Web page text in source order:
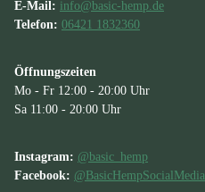
E-Mail: info@basic-hemp.de
Telefon: 06421 1832360
Öffnungszeiten
Mo - Fr 12:00 - 20:00 Uhr
Sa 11:00 - 20:00 Uhr
Instagram: @basic_hemp
Facebook: @BasicHempSocialMedia